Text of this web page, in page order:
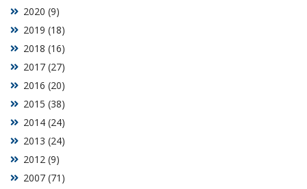
2007 (71)
2012 (9)
2013 (24)
2014 (24)
2015 (38)
2016 (20)
2017 (27)
2018 (16)
2019 (18)
2020 (9)